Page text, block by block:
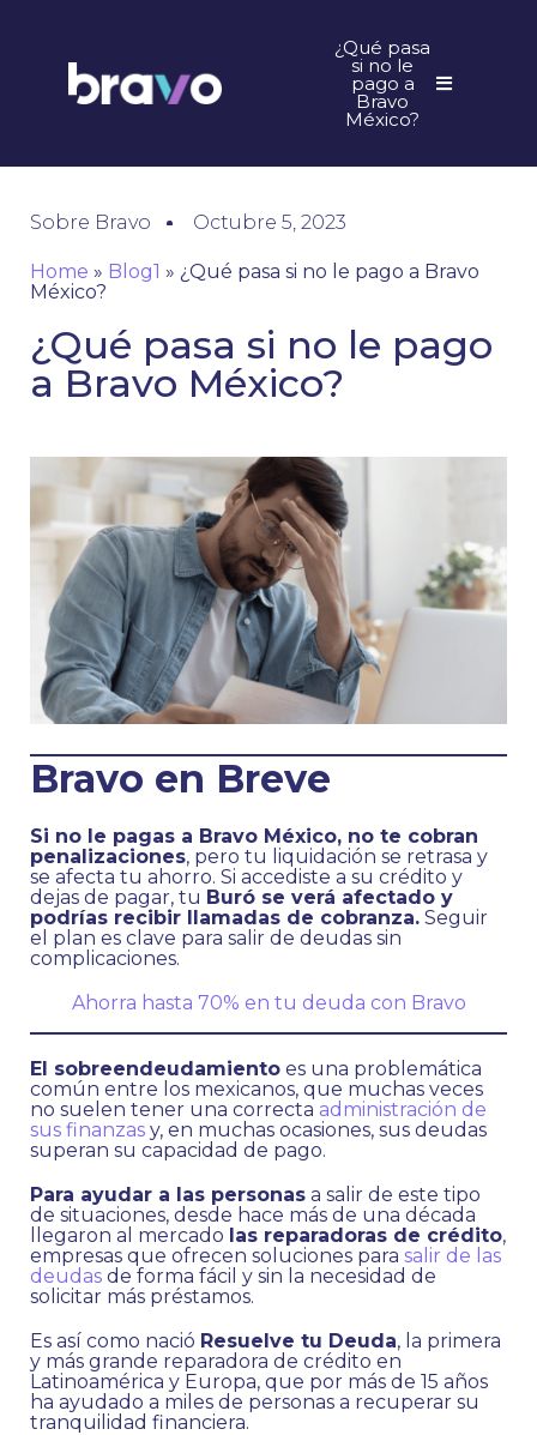
¿Qué pasa
si no le
pago a
Bravo
México?
Sobre Bravo Octubre 5, 2023
Home » Blog1 » ¿Qué pasa si no le pago a Bravo
México?
¿Qué pasa si no le pago
a Bravo México?
Bravo en Breve
Si no le pagas a Bravo México, no te cobran
penalizaciones, pero tu liquidación se retrasa y
se afecta tu ahorro. Si accediste a su crédito y
dejas de pagar, tu Buró se verá afectado y
podrías recibir llamadas de cobranza. Seguir
el plan es clave para salir de deudas sin
complicaciones.
Ahorra hasta 70% en tu deuda con Bravo
El sobreendeudamiento es una problemática
común entre los mexicanos, que muchas veces
no suelen tener una correcta administración de
sus finanzas y, en muchas ocasiones, sus deudas
superan su capacidad de pago.
Para ayudar a las personas a salir de este tipo
de situaciones, desde hace más de una década
llegaron al mercado las reparadoras de crédito,
empresas que ofrecen soluciones para salir de las
deudas de forma fácil y sin la necesidad de
solicitar más préstamos.
Es así como nació Resuelve tu Deuda, la primera
y más grande reparadora de crédito en
Latinoamérica y Europa, que por más de 15 años
ha ayudado a miles de personas a recuperar su
tranquilidad financiera.